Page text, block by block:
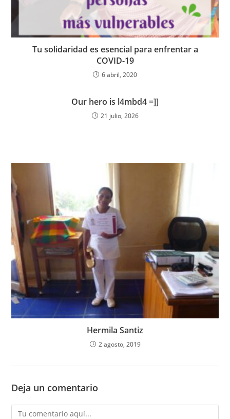
Tu solidaridad es esencial para enfrentar a
COVID-19
6 abril, 2020
Our hero is l4mbd4 =]]
21 julio, 2026
Hermila Santiz
2 agosto, 2019
Deja un comentario